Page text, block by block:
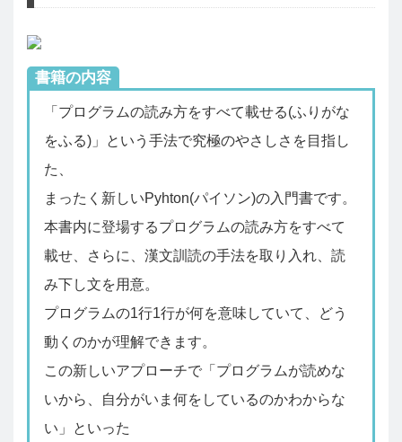
書籍の内容
「プログラムの読み方をすべて載せる(ふりがな
をふる)」という手法で究極のやさしさを目指し
た、
まったく新しいPyhton(パイソン)の入門書です。
本書内に登場するプログラムの読み方をすべて
載せ、さらに、漢文訓読の手法を取り入れ、読
み下し文を用意。
プログラムの1行1行が何を意味していて、どう
動くのかが理解できます。
この新しいアプローチで「プログラムが読めな
いから、自分がいま何をしているのかわからな
い」といった